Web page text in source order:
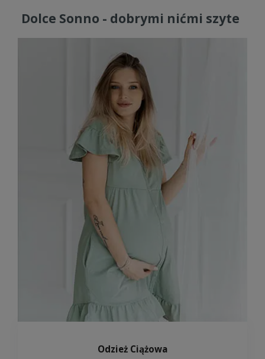
Dolce Sonno - dobrymi nićmi szyte
Odzież Ciążowa